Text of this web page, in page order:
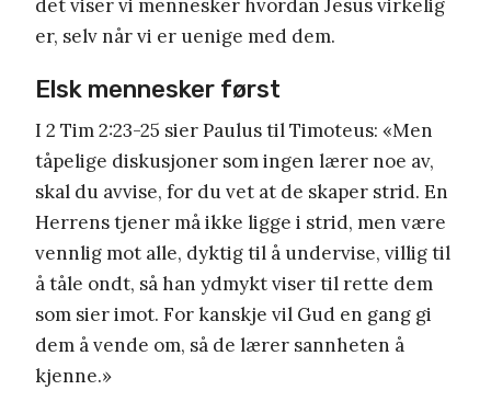
det viser vi mennesker hvordan Jesus virkelig
er, selv når vi er uenige med dem.
Elsk mennesker først
I 2 Tim 2:23-25 sier Paulus til Timoteus: «Men
tåpelige diskusjoner som ingen lærer noe av,
skal du avvise, for du vet at de skaper strid. En
Herrens tjener må ikke ligge i strid, men være
vennlig mot alle, dyktig til å undervise, villig til
å tåle ondt, så han ydmykt viser til rette dem
som sier imot. For kanskje vil Gud en gang gi
dem å vende om, så de lærer sannheten å
kjenne.»